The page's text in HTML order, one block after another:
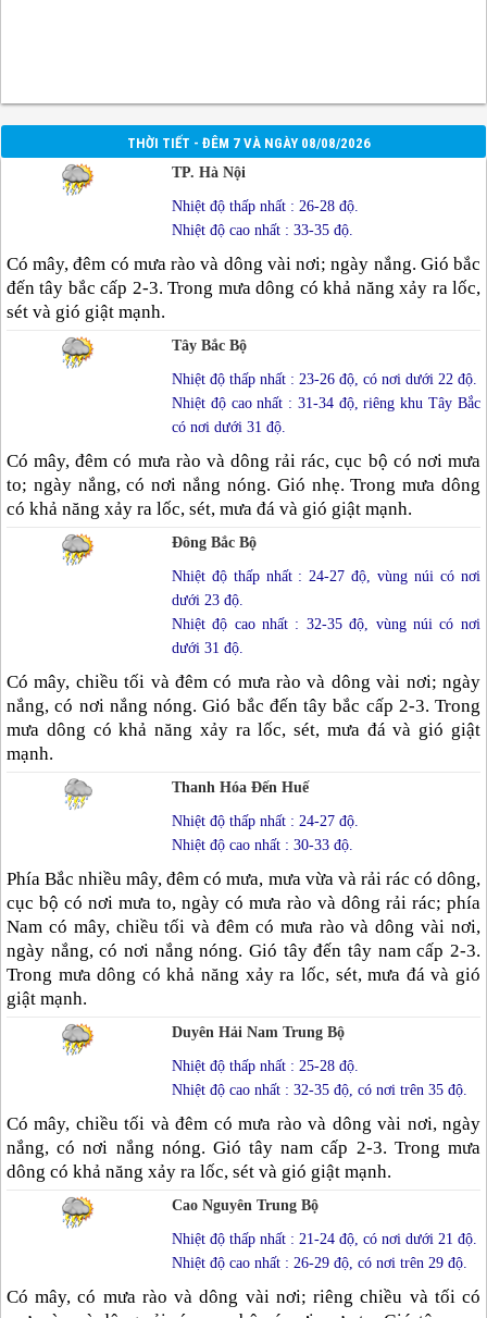
THỜI TIẾT - ĐÊM 7 VÀ NGÀY 08/08/2026
TP. Hà Nội
Nhiệt độ thấp nhất : 26-28 độ.
Nhiệt độ cao nhất : 33-35 độ.
Có mây, đêm có mưa rào và dông vài nơi; ngày nắng. Gió bắc
đến tây bắc cấp 2-3. Trong mưa dông có khả năng xảy ra lốc,
sét và gió giật mạnh.
Tây Bắc Bộ
Nhiệt độ thấp nhất : 23-26 độ, có nơi dưới 22 độ.
Nhiệt độ cao nhất : 31-34 độ, riêng khu Tây Bắc
có nơi dưới 31 độ.
Có mây, đêm có mưa rào và dông rải rác, cục bộ có nơi mưa
to; ngày nắng, có nơi nắng nóng. Gió nhẹ. Trong mưa dông
có khả năng xảy ra lốc, sét, mưa đá và gió giật mạnh.
Đông Bắc Bộ
Nhiệt độ thấp nhất : 24-27 độ, vùng núi có nơi
dưới 23 độ.
Nhiệt độ cao nhất : 32-35 độ, vùng núi có nơi
dưới 31 độ.
Có mây, chiều tối và đêm có mưa rào và dông vài nơi; ngày
nắng, có nơi nắng nóng. Gió bắc đến tây bắc cấp 2-3. Trong
mưa dông có khả năng xảy ra lốc, sét, mưa đá và gió giật
mạnh.
Thanh Hóa Đến Huế
Nhiệt độ thấp nhất : 24-27 độ.
Nhiệt độ cao nhất : 30-33 độ.
Phía Bắc nhiều mây, đêm có mưa, mưa vừa và rải rác có dông,
cục bộ có nơi mưa to, ngày có mưa rào và dông rải rác; phía
Nam có mây, chiều tối và đêm có mưa rào và dông vài nơi,
ngày nắng, có nơi nắng nóng. Gió tây đến tây nam cấp 2-3.
Trong mưa dông có khả năng xảy ra lốc, sét, mưa đá và gió
giật mạnh.
Duyên Hải Nam Trung Bộ
Nhiệt độ thấp nhất : 25-28 độ.
Nhiệt độ cao nhất : 32-35 độ, có nơi trên 35 độ.
Có mây, chiều tối và đêm có mưa rào và dông vài nơi, ngày
nắng, có nơi nắng nóng. Gió tây nam cấp 2-3. Trong mưa
dông có khả năng xảy ra lốc, sét và gió giật mạnh.
Cao Nguyên Trung Bộ
Nhiệt độ thấp nhất : 21-24 độ, có nơi dưới 21 độ.
Nhiệt độ cao nhất : 26-29 độ, có nơi trên 29 độ.
Có mây, có mưa rào và dông vài nơi; riêng chiều và tối có